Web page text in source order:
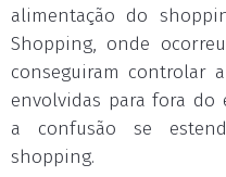
alimentação do
Shopping, onde
conseguiram controlar
envolvidas para fora do
a confusão se
shopping.